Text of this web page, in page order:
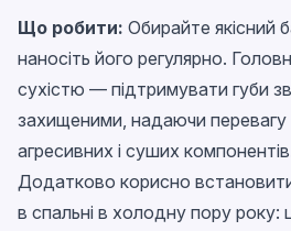
Що робити: Обирайте якісний
наносіть його регулярно.
сухістю — підтримувати губи
захищеними, надаючи перевагу
агресивних і суших
Додатково корисно
в спальні в холодну пору